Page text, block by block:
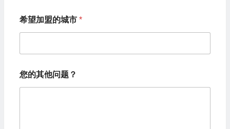
c
u
希望加盟的城市 *
的
电
您的其他问题？